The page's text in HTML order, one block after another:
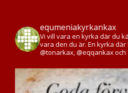
equmeniakyrkankax
Vi vill vara en kyrka där du
vara den du är. En kyrka
@tonarkax, @eqqankax